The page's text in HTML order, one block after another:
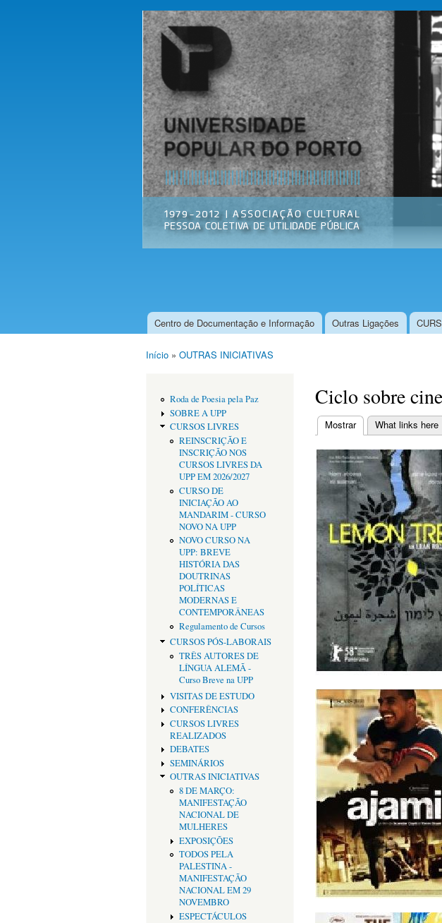
Universidade
Popular do
Porto
Associação
Cultural
Menu principal
Centro de Documentação e Informação Outras Ligações
Início » OUTRAS INICIATIVAS
Roda de Poesia pela Paz
SOBRE A UPP
CURSOS LIVRES
REINSCRIÇÃO E
INSCRIÇÃO NOS
CURSOS LIVRES DA
UPP EM 2026/2027
CURSO DE
INICIAÇÃO AO
MANDARIM - CURSO
NOVO NA UPP
NOVO CURSO NA
UPP: BREVE
HISTÓRIA DAS
DOUTRINAS
POLÍTICAS
MODERNAS E
CONTEMPORÂNEAS
Regulamento de Cursos
CURSOS PÓS-LABORAIS
TRÊS AUTORES DE
LÍNGUA ALEMÃ -
Curso Breve na UPP
VISITAS DE ESTUDO
CONFERÊNCIAS
CURSOS LIVRES
REALIZADOS
DEBATES
SEMINÁRIOS
OUTRAS INICIATIVAS
8 DE MARÇO:
MANIFESTAÇÃO
NACIONAL DE
MULHERES
EXPOSIÇÕES
TODOS PELA
PALESTINA -
MANIFESTAÇÃO
NACIONAL EM 29
NOVEMBRO
ESPECTÁCULOS
Ciclo sobre
Separadores
Mostrar(separador ativo)
What links here